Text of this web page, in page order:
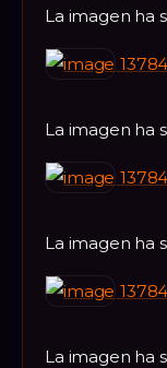
La imagen ha
La imagen ha
La imagen ha
La imagen ha